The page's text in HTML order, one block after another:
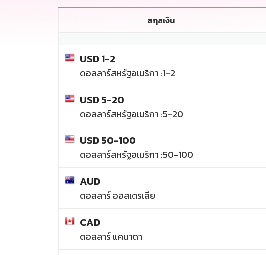
สกุลเงิน
USD 1-2
ดอลลาร์สหรัฐอเมริกา :1-2
USD 5-20
ดอลลาร์สหรัฐอเมริกา :5-20
USD 50-100
ดอลลาร์สหรัฐอเมริกา :50-100
AUD
ดอลลาร์ ออสเตรเลีย
CAD
ดอลลาร์ แคนาดา